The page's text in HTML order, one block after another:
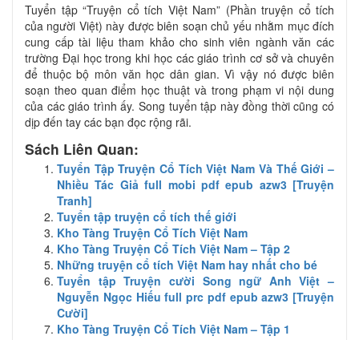
Tuyển tập “Truyện cổ tích Việt Nam” (Phần truyện cổ tích
của người Việt) này được biên soạn chủ yếu nhằm mục đích
cung cấp tài liệu tham khảo cho sinh viên ngành văn các
trường Đại học trong khi học các giáo trình cơ sở và chuyên
để thuộc bộ môn văn học dân gian. Vì vậy nó được biên
soạn theo quan điểm học thuật và trong phạm vi nội dung
của các giáo trình ấy. Song tuyển tập này đồng thời cũng có
dịp đến tay các bạn đọc rộng rãi.
Sách Liên Quan:
Tuyển Tập Truyện Cổ Tích Việt Nam Và Thế Giới –
Nhiều Tác Giả full mobi pdf epub azw3 [Truyện
Tranh]
Tuyển tập truyện cổ tích thế giới
Kho Tàng Truyện Cổ Tích Việt Nam
Kho Tàng Truyện Cổ Tích Việt Nam – Tập 2
Những truyện cổ tích Việt Nam hay nhất cho bé
Tuyển tập Truyện cười Song ngữ Anh Việt –
Nguyễn Ngọc Hiếu full prc pdf epub azw3 [Truyện
Cười]
Kho Tàng Truyện Cổ Tích Việt Nam – Tập 1